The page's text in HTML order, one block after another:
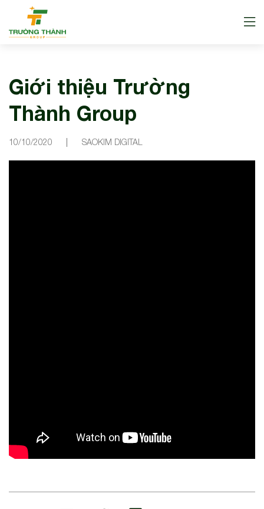
Giới thiệu Trường
Thành Group
10/10/2020 SAOKIM DIGITAL